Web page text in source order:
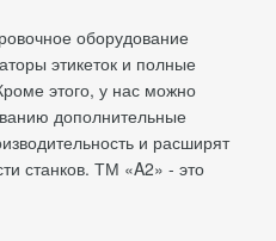
оборудование
этикеток и полные
этого, у нас можно
дополнительные
и расширят
станков. ТМ «A2» - это